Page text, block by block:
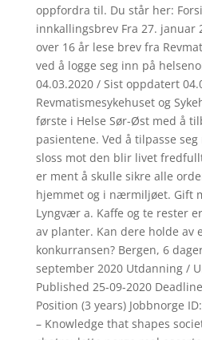
oppfordra til. Du står her:
innkallingsbrev Fra 27. januar
over 16 år lese brev fra
ved å logge seg inn på
04.03.2020 / Sist oppdatert
Revmatismesykehuset og
første i Helse Sør-Øst med å
pasientene. Ved å tilpasse
sloss mot den blir livet
er ment å skulle sikre alle
hjemmet og i nærmiljøet. Gift
Lyngvær a. Kaffe og te rester
av planter. Kan dere holde av
konkurransen? Bergen, 6
september 2020 Utdanning /
Published 25-09-2020
Position (3 years) Jobbnorge
– Knowledge that shapes